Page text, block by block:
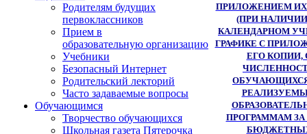
Родителям будущих
первоклассников
Прием в
образовательную организацию
Учебники
Безопасный Интернет
Родительский лекторий
Часто задаваемые вопросы
Обучающимся
Творчество обучающихся
Школьная газета Пятерочка
ПРИЛОЖЕНИЕМ
(ПРИ
КАЛЕНДАРНОМ
ГРАФИКЕ С
ЕГО КОПИИ,
ПРОГРАММАМ ЗА